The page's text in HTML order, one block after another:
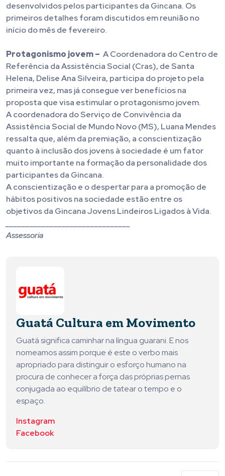
desenvolvidos pelos participantes da Gincana. Os
primeiros detalhes foram discutidos em reunião no
início do mês de fevereiro.
Protagonismo jovem – A Coordenadora do Centro de
Referência da Assistência Social (Cras), de Santa
Helena, Delise Ana Silveira, participa do projeto pela
primeira vez, mas já consegue ver benefícios na
proposta que visa estimular o protagonismo jovem.
A coordenadora do Serviço de Convivência da
Assistência Social de Mundo Novo (MS), Luana Mendes
ressalta que, além da premiação, a conscientização
quanto à inclusão dos jovens à sociedade é um fator
muito importante na formação da personalidade dos
participantes da Gincana.
A conscientização e o despertar para a promoção de
hábitos positivos na sociedade estão entre os
objetivos da Gincana Jovens Lindeiros Ligados à Vida.
Assessoria
Guatá Cultura em Movimento
Guatá significa caminhar na língua guarani. E nos
nomeamos assim porque é este o verbo mais
apropriado para distinguir o esforço humano na
procura de conhecer a força das próprias pernas
conjugada ao equilíbrio de tatear o tempo e o
espaço.
Instagram
Facebook